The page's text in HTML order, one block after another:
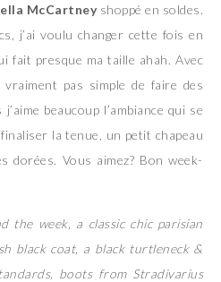
McCartneyshoppé en soldes.
j’ai voulu changer cette fois en
fait presque ma taille ahah. Avec
vraiment pas simple de faire des
beaucoup l’ambiance qui se
la tenue, un petit chapeau
dorées. Vous aimez? Bon week-
the week, a classic chic parisian
black coat, a black turtleneck &
boots from Stradivarius